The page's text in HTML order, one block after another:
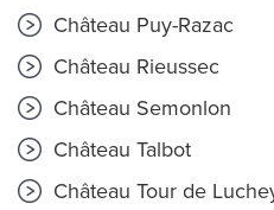
Château Puy-Razac
Château Rieussec
Château Semonlon
Château Talbot
Château Tour de